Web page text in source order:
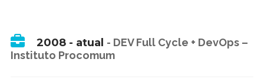
2008 - atual - DEV Full Cycle + DevOps –
Instituto Procomum